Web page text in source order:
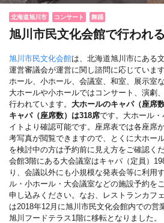
北海道旭川市 コンサート 舞踊
旭川市民文化会館で行われ
旭川市民文化会館は、北海道旭川市にある
運営審議会が運営に関し諮問に応じていま
ホール、小ホール、会議室、和室、展示室
大ホールや小ホールではコンサート、演劇
行われています。 大ホールのキャパ（座席
キャパ（座席数）は318席です。大ホール
イトより確認可能です。座席表では各座席
考写真が閲覧できますので、とくに大ホー
を検討中の方は予約前に見え方をご確認く
会館3階にある大会議室はキャパ（定員）
り、会議以外にも小規模な発表会等に利用
ル・小ホール・大会議室などの施設予約を
申し込みください。なお、レストランカフ
は2018年12月に旭川市民文化会館内での営
旭川フードテラス1階に移転となりました。